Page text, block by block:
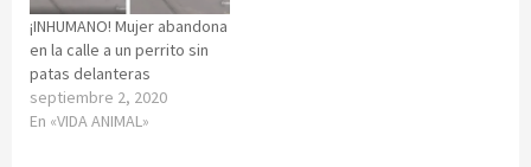
¡INHUMANO! Mujer abandona
en la calle a un perrito sin
patas delanteras
septiembre 2, 2020
En «VIDA ANIMAL»